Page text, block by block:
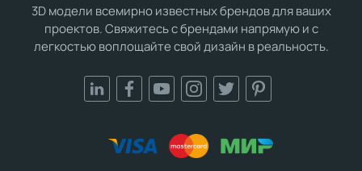
3D модели всемирно известных брендов для ваших
проектов. Свяжитесь с брендами напрямую и с
легкостью воплощайте свой дизайн в реальность.